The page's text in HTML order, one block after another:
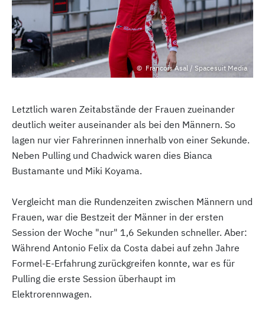
Francois Asal / Spacesuit Media
Letztlich waren Zeitabstände der Frauen zueinander
deutlich weiter auseinander als bei den Männern. So
lagen nur vier Fahrerinnen innerhalb von einer Sekunde.
Neben Pulling und Chadwick waren dies Bianca
Bustamante und Miki Koyama.
Vergleicht man die Rundenzeiten zwischen Männern und
Frauen, war die Bestzeit der Männer in der ersten
Session der Woche "nur" 1,6 Sekunden schneller. Aber:
Während Antonio Felix da Costa dabei auf zehn Jahre
Formel-E-Erfahrung zurückgreifen konnte, war es für
Pulling die erste Session überhaupt im
Elektrorennwagen.